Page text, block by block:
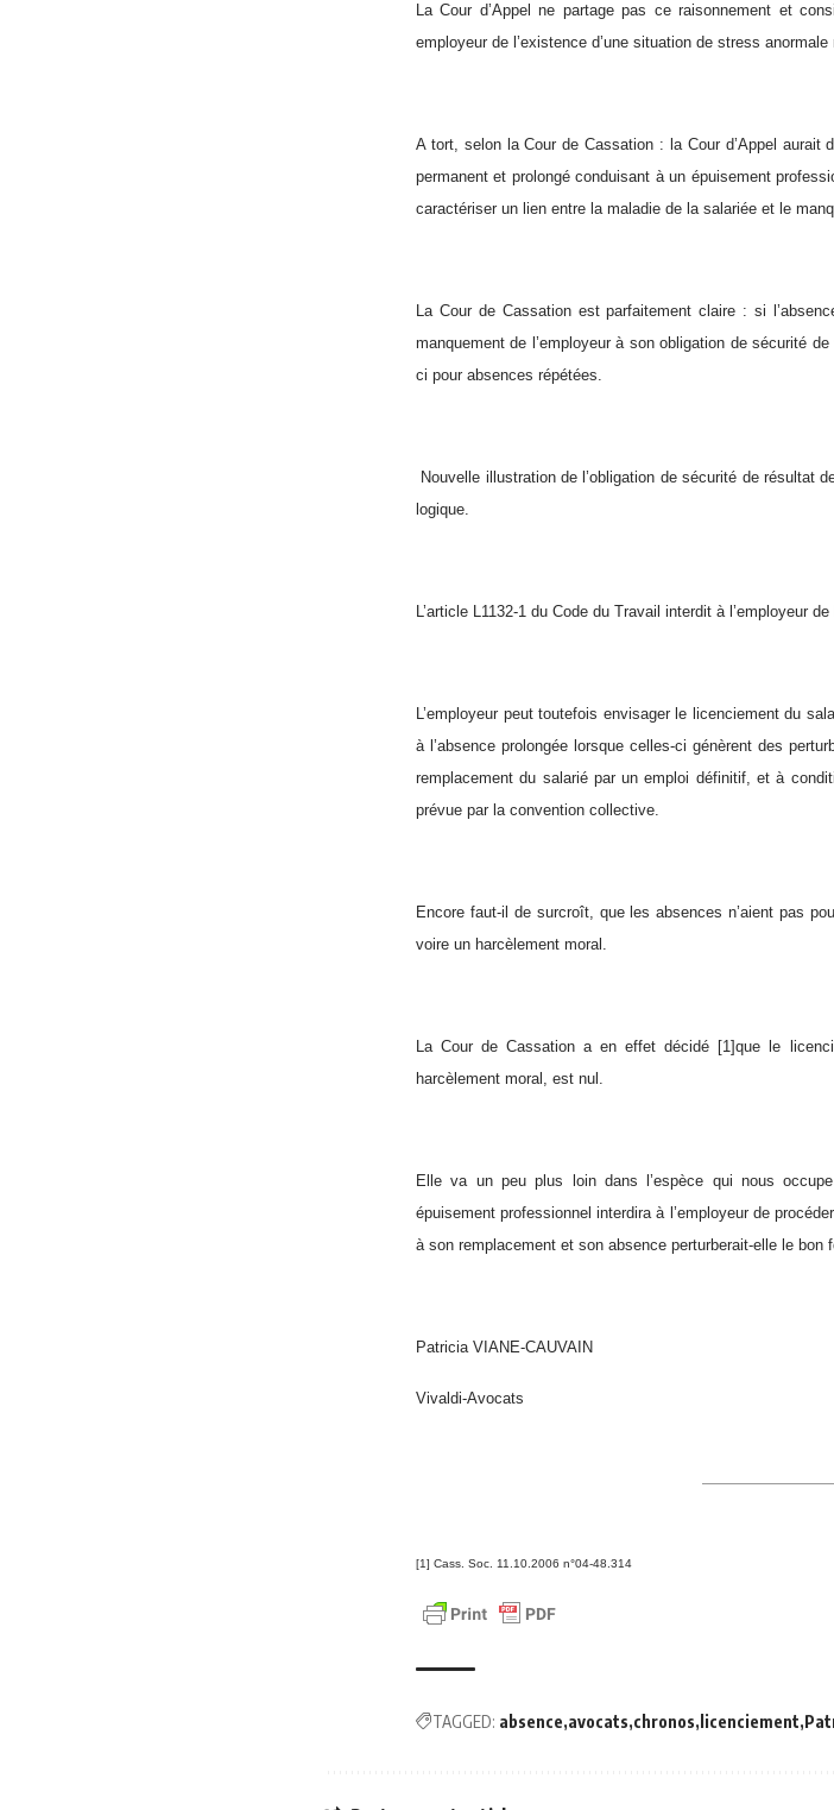
La Cour d’Appel ne partage pas ce raisonnement et
employeur de l’existence d’une situation de stress
A tort, selon la Cour de Cassation : la Cour d’Appel
permanent et prolongé conduisant à un épuisement
caractériser un lien entre la maladie de la salariée et le
La Cour de Cassation est parfaitement claire : si
manquement de l’employeur à son obligation de sécurité
ci pour absences répétées.
Nouvelle illustration de l’obligation de sécurité de résultat
logique.
L’article L1132-1 du Code du Travail interdit à l’employeur
L’employeur peut toutefois envisager le licenciement du
à l’absence prolongée lorsque celles-ci génèrent des
remplacement du salarié par un emploi définitif, et à
prévue par la convention collective.
Encore faut-il de surcroît, que les absences n’aient pas
voire un harcèlement moral.
La Cour de Cassation a en effet décidé [1]que le
harcèlement moral, est nul.
Elle va un peu plus loin dans l’espèce qui nous
épuisement professionnel interdira à l’employeur de
à son remplacement et son absence perturberait-elle le bon
Patricia VIANE-CAUVAIN
Vivaldi-Avocats
[1] Cass. Soc. 11.10.2006 n°04-48.314
TAGGED: absence avocats chronos licenciement